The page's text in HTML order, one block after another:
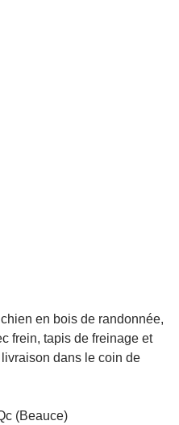
en bois de randonnée,
frein, tapis de freinage et
dans le coin de
(Beauce)